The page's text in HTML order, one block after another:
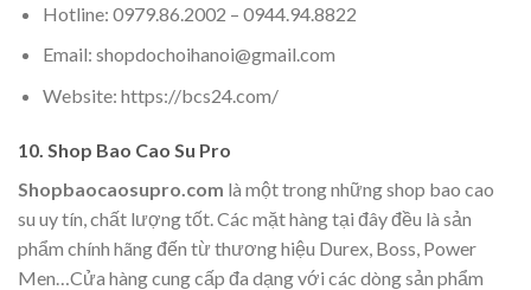
Hotline: 0979.86.2002 – 0944.94.8822
Email: shopdochoihanoi@gmail.com
Website: https://bcs24.com/
10. Shop Bao Cao Su Pro
Shopbaocaosupro.com là một trong những shop bao cao
su uy tín, chất lượng tốt. Các mặt hàng tại đây đều là sản
phẩm chính hãng đến từ thương hiệu Durex, Boss, Power
Men…Cửa hàng cung cấp đa dạng với các dòng sản phẩm